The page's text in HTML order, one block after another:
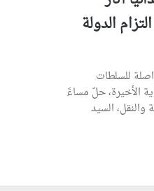
الدولة
للسلطات
الأخيرة، حلّ مساءً
والنقل، السيد